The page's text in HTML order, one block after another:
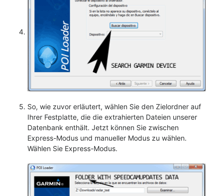
So, wie zuvor erläutert, wählen Sie den Zielordner auf
Ihrer Festplatte, die die extrahierten Dateien unserer
Datenbank enthält. Jetzt können Sie zwischen
Express-Modus und manueller Modus zu wählen.
Wählen Sie Express-Modus.